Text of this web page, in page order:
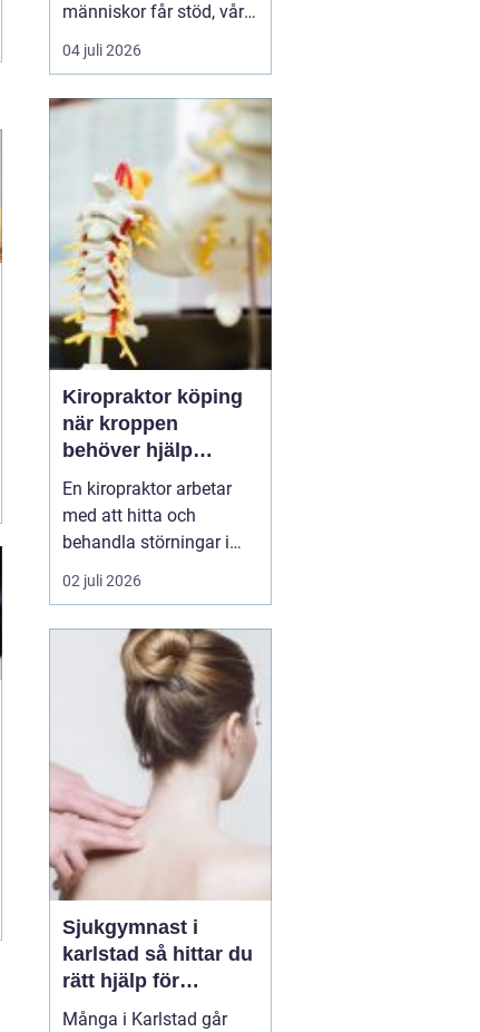
människor får stöd, vård
och struktur under en
period i livet när det
öppenvården inte räcker.
Målet är att skapa
trygghet, stabilitet och
förutsättni...
04 juli 2026
Kiropraktor köping
när kroppen
behöver hjälp
tillbaka
En kiropraktor arbetar
med att hitta och
behandla störningar i
kroppens leder, muskler
och nervsystem. Målet
smärta, bättre rörlighet
och en vardag som
fungerar igen.
Kiropraktik passar
många som kämpar
med återkommande
ryggont...
02 juli 2026
Sjukgymnast i
karlstad så hittar du
rätt hjälp för
kroppen
Många i Karlstad går